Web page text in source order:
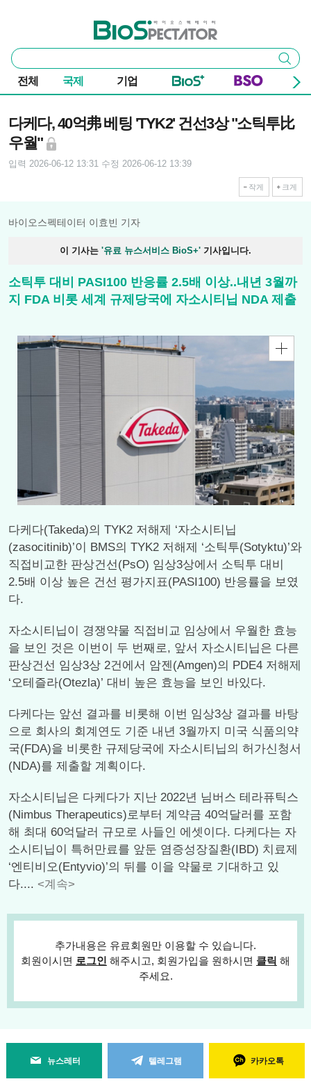
바이오스펙테이터
통
합
검
색
검색
전체 국제 기업
다케다, 40억弗 베팅 'TYK2' 건선3상 "소틱투比
우월"
입력 2026-06-12 13:31 수정 2026-06-12 13:39
작게 크게
바이오스펙테이터 이효빈 기자
이 기사는 '유료 뉴스서비스 BioS+' 기사입니다.
소틱투 대비 PASI100 반응률 2.5배 이상..내년 3월까
지 FDA 비롯 세계 규제당국에 자소시티닙 NDA 제출
다케다(Takeda)의 TYK2 저해제 ‘자소시티닙
(zasocitinib)’이 BMS의 TYK2 저해제 ‘소틱투(Sotyktu)’와
직접비교한 판상건선(PsO) 임상3상에서 소틱투 대비
2.5배 이상 높은 건선 평가지표(PASI100) 반응률을 보였
다.
자소시티닙이 경쟁약물 직접비교 임상에서 우월한 효능
을 보인 것은 이번이 두 번째로, 앞서 자소시티닙은 다른
판상건선 임상3상 2건에서 암젠(Amgen)의 PDE4 저해제
‘오테즐라(Otezla)’ 대비 높은 효능을 보인 바있다.
다케다는 앞선 결과를 비롯해 이번 임상3상 결과를 바탕
으로 회사의 회계연도 기준 내년 3월까지 미국 식품의약
국(FDA)을 비롯한 규제당국에 자소시티닙의 허가신청서
(NDA)를 제출할 계획이다.
자소시티닙은 다케다가 지난 2022년 님버스 테라퓨틱스
(Nimbus Therapeutics)로부터 계약금 40억달러를 포함
해 최대 60억달러 규모로 사들인 에셋이다. 다케다는 자
소시티닙이 특허만료를 앞둔 염증성장질환(IBD) 치료제
‘엔티비오(Entyvio)’의 뒤를 이을 약물로 기대하고 있
다.... <계속>
추가내용은 유료회원만 이용할 수 있습니다.
회원이시면 로그인 해주시고, 회원가입을 원하시면 클릭 해
주세요.
뉴스레터 텔레그램 카카오톡